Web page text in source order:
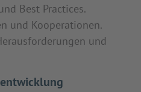
Best Practices.
und Kooperationen.
und